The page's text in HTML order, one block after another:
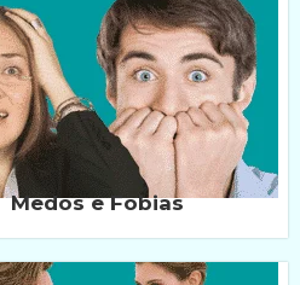
Medos e Fobias